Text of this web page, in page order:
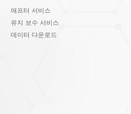
애프터 서비스
유지 보수 서비스
데이터 다운로드